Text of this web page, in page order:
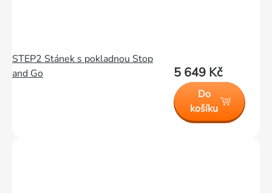
STEP2 Stánek s pokladnou Stop
and Go
5 649 Kč
Do
košíku